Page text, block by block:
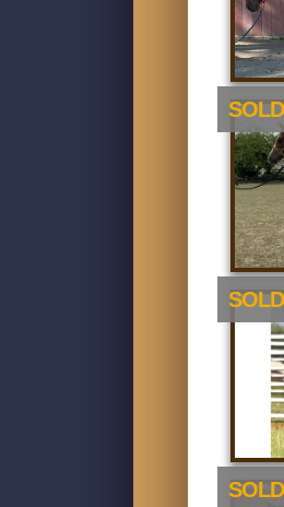
SOLD
SOLD
SOLD